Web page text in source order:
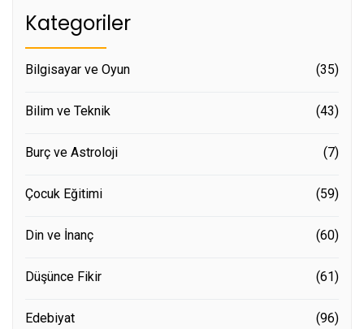
Kategoriler
Bilgisayar ve Oyun (35)
Bilim ve Teknik (43)
Burç ve Astroloji (7)
Çocuk Eğitimi (59)
Din ve İnanç (60)
Düşünce Fikir (61)
Edebiyat (96)